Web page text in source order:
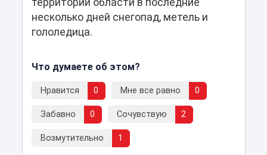
несколько дней снегопад, метель и
гололедица.
Что думаете об этом?
Нравится 0 Мне все равно 0
Забавно 0 Сочувствую 2
Возмутительно 1